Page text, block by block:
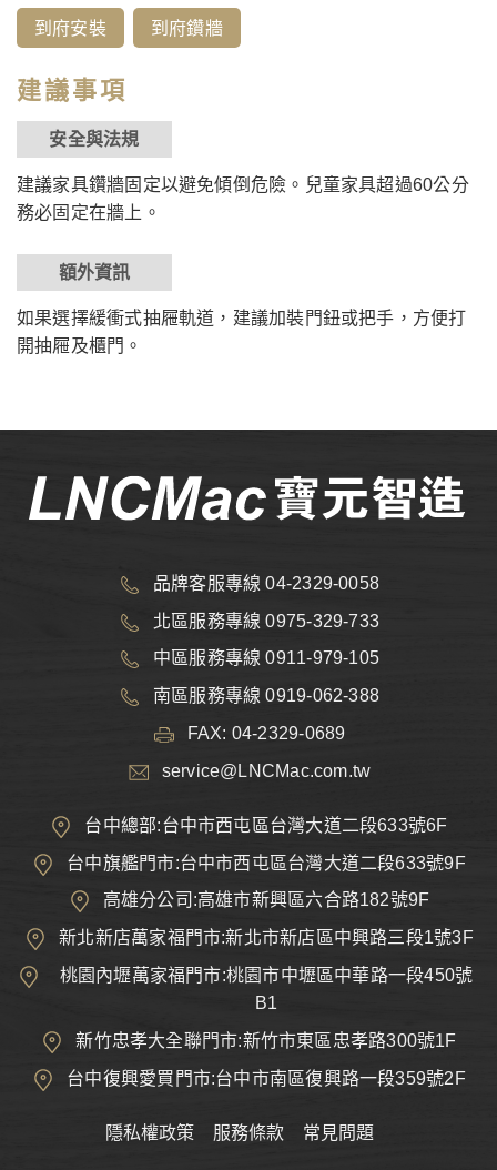
到府安裝 到府鑽牆
建議事項
安全與法規
建議家具鑽牆固定以避免傾倒危險。兒童家具超過60公分
務必固定在牆上。
額外資訊
如果選擇緩衝式抽屜軌道，建議加裝門鈕或把手，方便打
開抽屜及櫃門。
品牌客服專線 04-2329-0058
北區服務專線 0975-329-733
中區服務專線 0911-979-105
南區服務專線 0919-062-388
FAX: 04-2329-0689
service@LNCMac.com.tw
台中總部:台中市西屯區台灣大道二段633號6F
台中旗艦門市:台中市西屯區台灣大道二段633號9F
高雄分公司:高雄市新興區六合路182號9F
新北新店萬家福門市:新北市新店區中興路三段1號3F
桃園內壢萬家福門市:桃園市中壢區中華路一段450號
B1
新竹忠孝大全聯門市:新竹市東區忠孝路300號1F
台中復興愛買門市:台中市南區復興路一段359號2F
隱私權政策 服務條款 常見問題